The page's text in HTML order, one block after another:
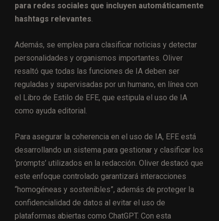
para redes sociales que incluyen automáticamente
hashtags relevantes
Además, se emplea para clasificar noticias y detectar
personalidades y organismos importantes. Oliver
resaltó que todas las funciones de IA deben ser
reguladas y supervisadas por un humano, en línea con
el Libro de Estilo de EFE, que estipula el uso de IA
como ayuda editorial.
Para asegurar la coherencia en el uso de IA, EFE está
desarrollando un sistema para gestionar y clasificar los
‘prompts’ utilizados en la redacción. Oliver destacó que
este enfoque controlado garantizará interacciones
“homogéneas y sostenibles”, además de proteger la
confidencialidad de datos al evitar el uso de
plataformas abiertas como ChatGPT. Con esta